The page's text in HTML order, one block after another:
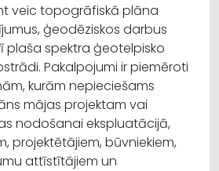
veic topogrāfiskā plāna
ģeodēziskos darbus
plaša spektra ģeotelpisko
Pakalpojumi ir piemēroti
kurām nepieciešams
mājas projektam vai
nodošanai ekspluatācijā,
projektētājiem, būvniekiem,
attīstītājiem un